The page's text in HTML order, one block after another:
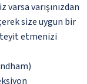
varışınızdan
size uygun bir
teyit etmenizi